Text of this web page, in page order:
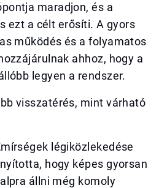
maradjon, és a
ezt a célt erősíti. A gyors
működés és a folyamatos
ahhoz, hogy a
legyen a rendszer.
visszatérés, mint várható
légiközlekedése
hogy képes gyorsan
állni még komoly